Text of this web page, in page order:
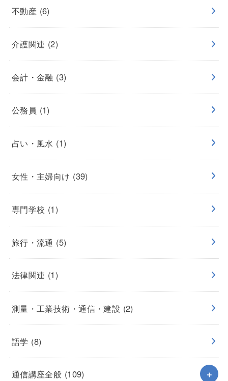
不動産 (6)
介護関連 (2)
会計・金融 (3)
公務員 (1)
占い・風水 (1)
女性・主婦向け (39)
専門学校 (1)
旅行・流通 (5)
法律関連 (1)
測量・工業技術・通信・建設 (2)
語学 (8)
通信講座全般 (109)